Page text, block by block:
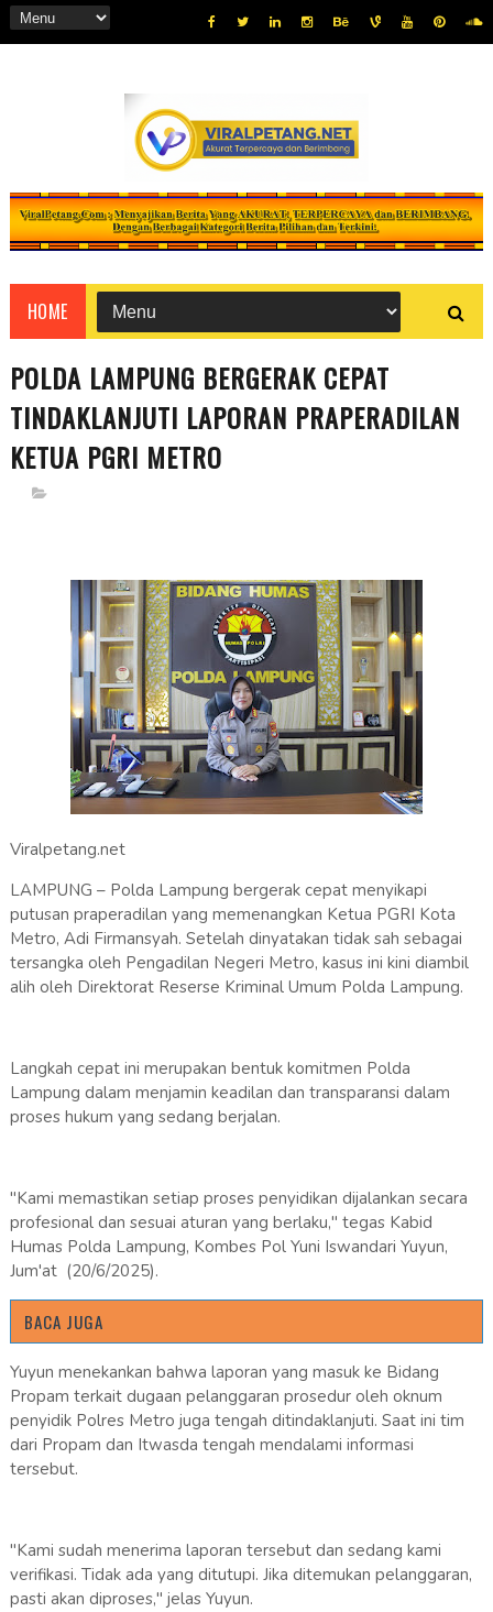
HOME
POLDA LAMPUNG BERGERAK CEPAT
TINDAKLANJUTI LAPORAN PRAPERADILAN
KETUA PGRI METRO
Viralpetang.net
LAMPUNG – Polda Lampung bergerak cepat menyikapi
putusan praperadilan yang memenangkan Ketua PGRI Kota
Metro, Adi Firmansyah. Setelah dinyatakan tidak sah sebagai
tersangka oleh Pengadilan Negeri Metro, kasus ini kini diambil
alih oleh Direktorat Reserse Kriminal Umum Polda Lampung.
Langkah cepat ini merupakan bentuk komitmen Polda
Lampung dalam menjamin keadilan dan transparansi dalam
proses hukum yang sedang berjalan.
"Kami memastikan setiap proses penyidikan dijalankan secara
profesional dan sesuai aturan yang berlaku," tegas Kabid
Humas Polda Lampung, Kombes Pol Yuni Iswandari Yuyun,
Jum'at (20/6/2025).
BACA JUGA
Yuyun menekankan bahwa laporan yang masuk ke Bidang
Propam terkait dugaan pelanggaran prosedur oleh oknum
penyidik Polres Metro juga tengah ditindaklanjuti. Saat ini tim
dari Propam dan Itwasda tengah mendalami informasi
tersebut.
"Kami sudah menerima laporan tersebut dan sedang kami
verifikasi. Tidak ada yang ditutupi. Jika ditemukan pelanggaran,
pasti akan diproses," jelas Yuyun.